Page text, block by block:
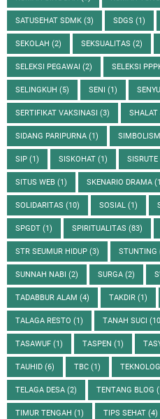
SATUSEHAT SDMK (3) SDGS (1)
SEKOLAH (2) SEKSUALITAS (2)
SELEKSI PEGAWAI (2) SELEKSI
SELINGKUH (5) SENI (1)
SERTIFIKAT VAKSINASI (3)
SIDANG PARIPURNA (1)
SIP (1) SISKOHAT (1) SISRUTE
SITUS WEB (1) SKENARIO DRAMA
SOLIDARITAS (10) SOSIAL (1)
SPGDT (1) SPIRITUALITAS (83)
STR SEUMUR HIDUP (3) STUNTING
SUNNAH NABI (2) SURGA (2)
TADABBUR ALAM (4) TAKDIR (1)
TALAGA RESTO (1) TANAH SUCI
TASAWUF (1) TASPEN (1)
TAUHID (6) TBC (1)
TELAGA DESA (2) TENTANG BLOG
TIMUR TENGAH (1) TIPS SEHAT (4)